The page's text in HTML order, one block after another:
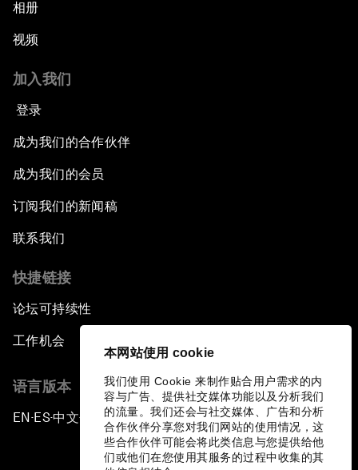
本网站使用 cookie
我们使用 Cookie 来制作贴合用户需求的内
容与广告、提供社交媒体功能以及分析我们
的流量。我们还会与社交媒体、广告和分析
合作伙伴分享您对我们网站的使用情况，这
些合作伙伴可能会将此类信息与您提供给他
们或他们在您使用其服务的过程中收集的其
相册
视频
加入我们
登录
成为我们的合作伙伴
成为我们的会员
订阅我们的新闻稿
联系我们
快捷链接
论坛可持续性
工作机会
语言版本
EN ▪ES▪中文▪ 日本語